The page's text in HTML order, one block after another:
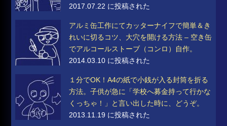
2017.07.22 に投稿された
アルミ缶工作にてカッターナイフで簡単＆き
れいに切るコツ、大穴を開ける方法 – 空き缶
でアルコールストーブ（コンロ）自作。
2014.03.10 に投稿された
１分でOK！A4の紙で小銭が入る封筒を折る
方法。子供が急に「学校へ募金持って行かな
くっちゃ！」と言い出した時に、どうぞ。
2013.11.19 に投稿された